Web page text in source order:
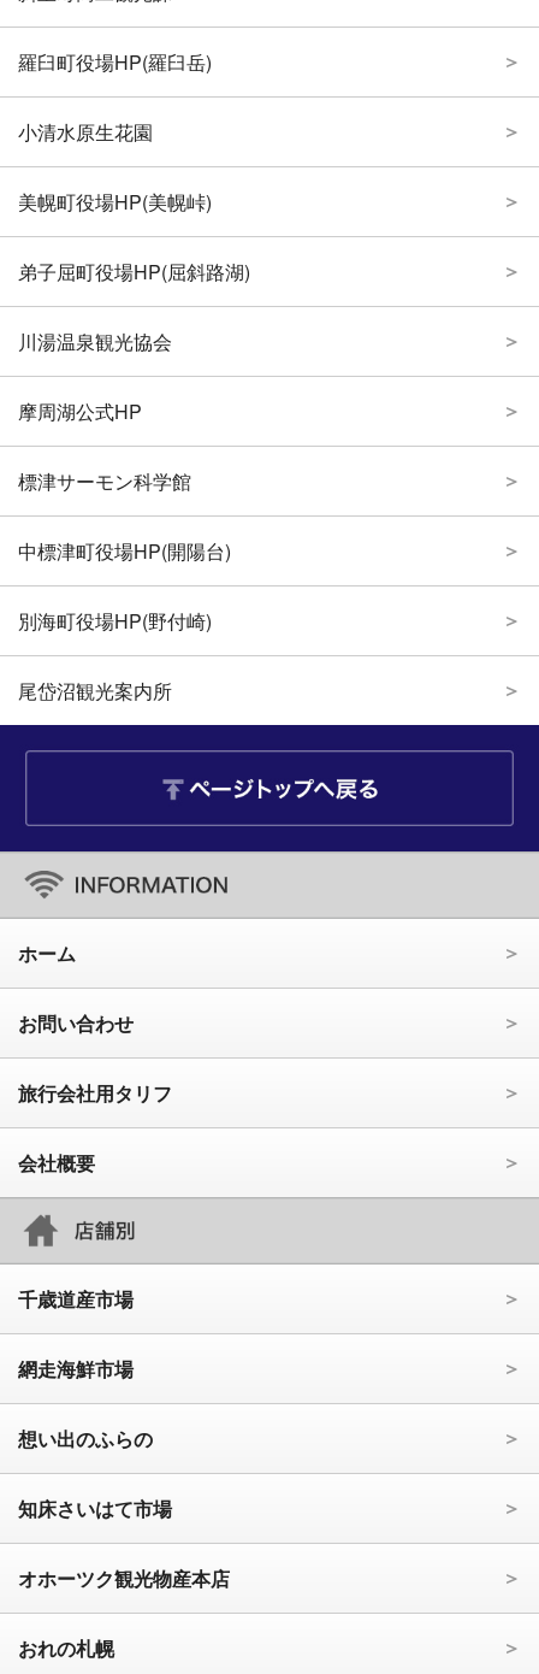
羅臼町役場HP(羅臼岳)
小清水原生花園
美幌町役場HP(美幌峠)
弟子屈町役場HP(屈斜路湖)
川湯温泉観光協会
摩周湖公式HP
標津サーモン科学館
中標津町役場HP(開陽台)
別海町役場HP(野付崎)
尾岱沼観光案内所
ホーム
お問い合わせ
旅行会社用タリフ
会社概要
千歳道産市場
網走海鮮市場
想い出のふらの
知床さいはて市場
オホーツク観光物産本店
おれの札幌